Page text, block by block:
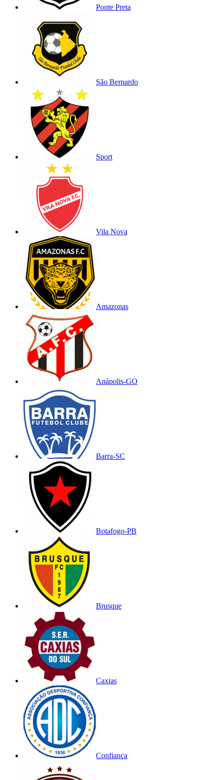
Ponte Preta
São Bernardo
Sport
Vila Nova
Amazonas
Anápolis-GO
Barra-SC
Botafogo-PB
Brusque
Caxias
Confiança